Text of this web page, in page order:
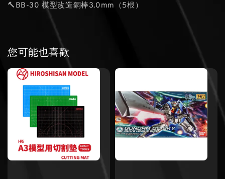
🔨BB-30 模型改造銅棒3.0mm（5根）
您可能也喜歡